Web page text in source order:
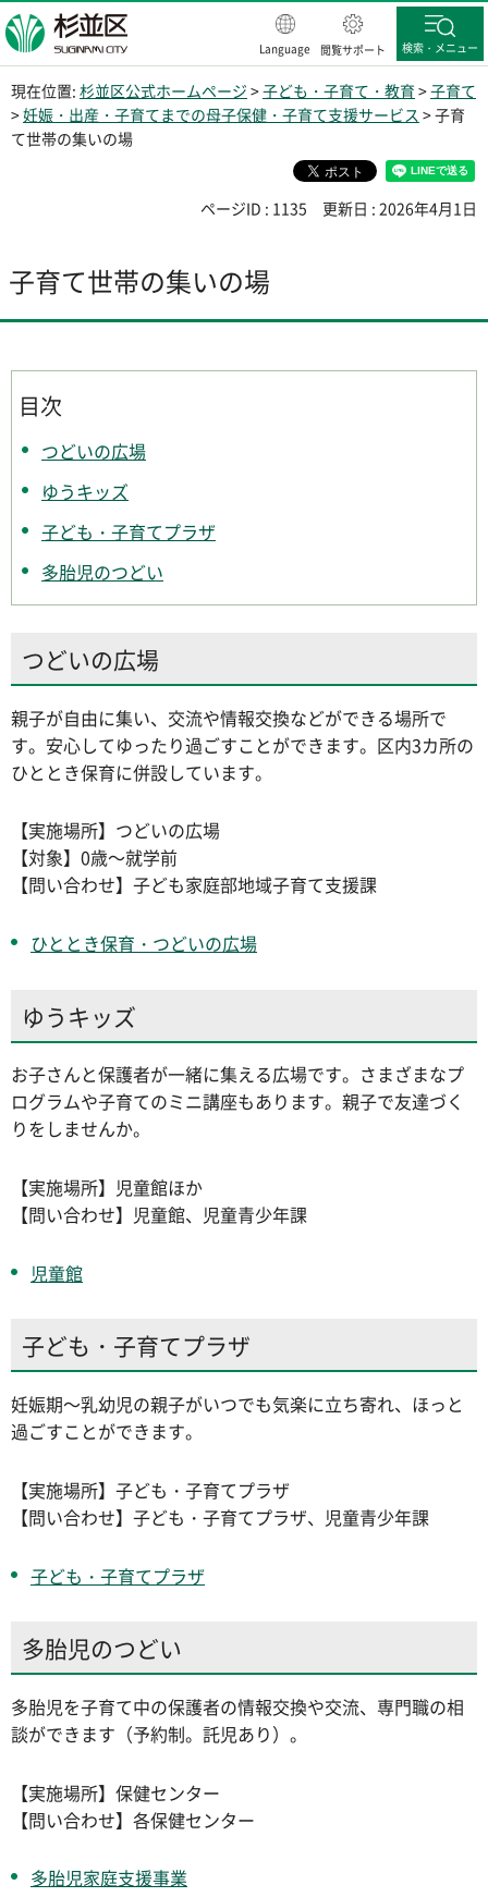
杉並区
Language 閲覧サポート 検索・メニュー
現在位置: 杉並区公式ホームページ >子ども・子育て・教育 >子育て
>妊娠・出産・子育てまでの母子保健・子育て支援サービス > 子育
て世帯の集いの場
ページID : 1135 更新日 : 2026年4月1日
子育て世帯の集いの場
目次
つどいの広場
ゆうキッズ
子ども・子育てプラザ
多胎児のつどい
つどいの広場
親子が自由に集い、交流や情報交換などができる場所で
す。安心してゆったり過ごすことができます。区内3カ所の
ひととき保育に併設しています。
【実施場所】つどいの広場
【対象】0歳～就学前
【問い合わせ】子ども家庭部地域子育て支援課
ひととき保育・つどいの広場
ゆうキッズ
お子さんと保護者が一緒に集える広場です。さまざまなプ
ログラムや子育てのミニ講座もあります。親子で友達づく
りをしませんか。
【実施場所】児童館ほか
【問い合わせ】児童館、児童青少年課
児童館
子ども・子育てプラザ
妊娠期～乳幼児の親子がいつでも気楽に立ち寄れ、ほっと
過ごすことができます。
【実施場所】子ども・子育てプラザ
【問い合わせ】子ども・子育てプラザ、児童青少年課
子ども・子育てプラザ
多胎児のつどい
多胎児を子育て中の保護者の情報交換や交流、専門職の相
談ができます（予約制。託児あり）。
【実施場所】保健センター
【問い合わせ】各保健センター
多胎児家庭支援事業